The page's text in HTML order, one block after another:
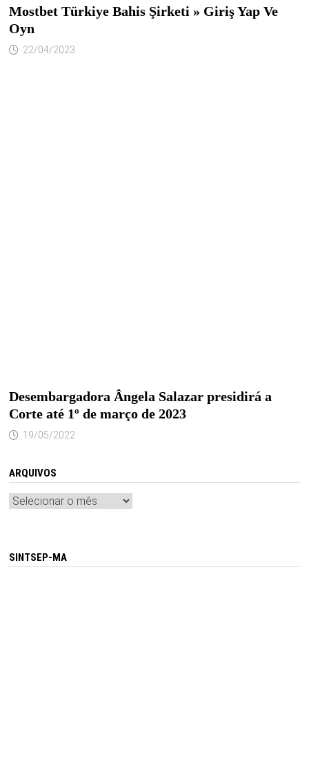
Mostbet Türkiye Bahis Şirketi » Giriş Yap Ve
Oyn
22/04/2023
Desembargadora Ângela Salazar presidirá a
Corte até 1º de março de 2023
19/05/2022
ARQUIVOS
Arquivos
SINTSEP-MA